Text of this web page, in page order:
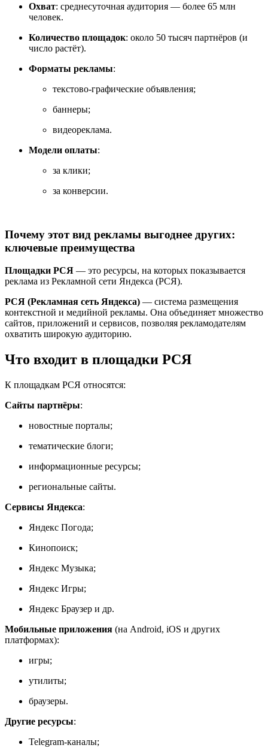
Охват: среднесуточная аудитория — более 65 млн
человек.
Количество площадок: около 50 тысяч партнёров (и
число растёт).
Форматы рекламы:
текстово‑графические объявления;
баннеры;
видеореклама.
Модели оплаты:
за клики;
за конверсии.
Почему этот вид рекламы выгоднее других:
ключевые преимущества
Площадки РСЯ — это ресурсы, на которых показывается
реклама из Рекламной сети Яндекса (РСЯ).
РСЯ (Рекламная сеть Яндекса) — система размещения
контекстной и медийной рекламы. Она объединяет множество
сайтов, приложений и сервисов, позволяя рекламодателям
охватить широкую аудиторию.
Что входит в площадки РСЯ
К площадкам РСЯ относятся:
Сайты партнёры:
новостные порталы;
тематические блоги;
информационные ресурсы;
региональные сайты.
Сервисы Яндекса:
Яндекс Погода;
Кинопоиск;
Яндекс Музыка;
Яндекс Игры;
Яндекс Браузер и др.
Мобильные приложения (на Android, iOS и других
платформах):
игры;
утилиты;
браузеры.
Другие ресурсы:
Telegram‑каналы;